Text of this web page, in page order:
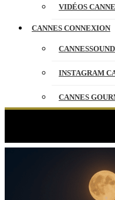
VIDÉOS
CANNES CONNEXION
INSTAGRAM
CANNES